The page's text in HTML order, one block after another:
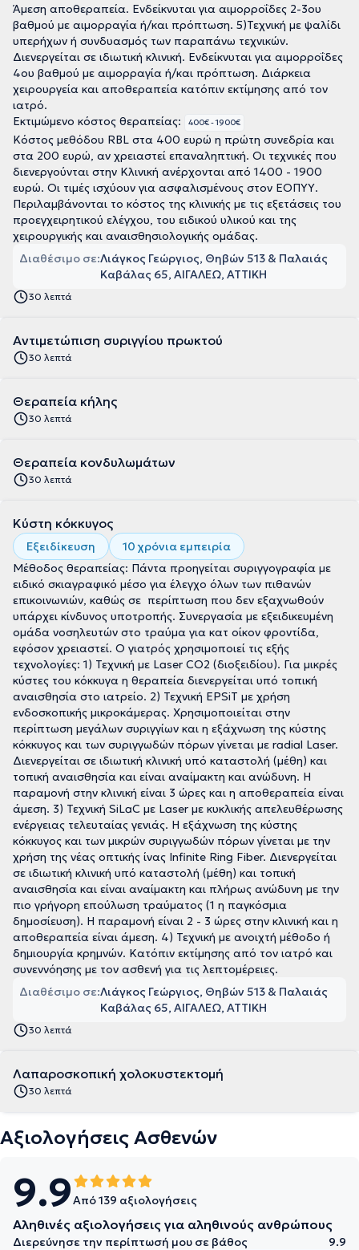
Άμεση αποθεραπεία. Ενδείκνυται για αιμορροΐδες 2-3ου
βαθμού με αιμορραγία ή/και πρόπτωση. 5)Τεχνική με ψαλίδι
υπερήχων ή συνδυασμός των παραπάνω τεχνικών.
Διενεργείται σε ιδιωτική κλινική. Ενδείκνυται για αιμορροΐδες
4ου βαθμού με αιμορραγία ή/και πρόπτωση. Διάρκεια
χειρουργεία και αποθεραπεία κατόπιν εκτίμησης από τον
ιατρό.
Εκτιμώμενο κόστος θεραπείας:
400€ - 1900€
Κόστος μεθόδου RBL στα 400 ευρώ η πρώτη συνεδρία και
στα 200 ευρώ, αν χρειαστεί επαναληπτική. Οι τεχνικές που
διενεργούνται στην Κλινική ανέρχονται από 1400 - 1900
ευρώ. Οι τιμές ισχύουν για ασφαλισμένους στον ΕΟΠΥΥ.
Περιλαμβάνονται το κόστος της κλινικής με τις εξετάσεις του
προεγχειρητικού ελέγχου, του ειδικού υλικού και της
χειρουργικής και αναισθησιολογικής ομάδας.
Διαθέσιμο σε:Λιάγκος Γεώργιος, Θηβών 513 & Παλαιάς
Καβάλας 65, ΑΙΓΑΛΕΩ, ΑΤΤΙΚΗ
30 λεπτά
Αντιμετώπιση συριγγίου πρωκτού
30 λεπτά
Θεραπεία κήλης
30 λεπτά
Θεραπεία κονδυλωμάτων
30 λεπτά
Κύστη κόκκυγος
Εξειδίκευση
10 χρόνια εμπειρία
Μέθοδος θεραπείας: Πάντα προηγείται συριγγογραφία με
ειδικό σκιαγραφικό μέσο για έλεγχο όλων των πιθανών
επικοινωνιών, καθώς σε περίπτωση που δεν εξαχνωθούν
υπάρχει κίνδυνος υποτροπής. Συνεργασία με εξειδικευμένη
ομάδα νοσηλευτών στο τραύμα για κατ οίκον φροντίδα,
εφόσον χρειαστεί. Ο γιατρός χρησιμοποιεί τις εξής
τεχνολογίες: 1) Τεχνική με Laser CO2 (διοξειδίου). Για μικρές
κύστες του κόκκυγα η θεραπεία διενεργείται υπό τοπική
αναισθησία στο ιατρείο. 2) Τεχνική EPSiT με χρήση
ενδοσκοπικής μικροκάμερας. Χρησιμοποιείται στην
περίπτωση μεγάλων συριγγίων και η εξάχνωση της κύστης
κόκκυγος και των συριγγωδών πόρων γίνεται με radial Laser.
Διενεργείται σε ιδιωτική κλινική υπό καταστολή (μέθη) και
τοπική αναισθησία και είναι αναίμακτη και ανώδυνη. H
παραμονή στην κλινική είναι 3 ώρες και η αποθεραπεία είναι
άμεση. 3) Τεχνική SiLaC με Laser με κυκλικής απελευθέρωσης
ενέργειας τελευταίας γενιάς. Η εξάχνωση της κύστης
κόκκυγος και των μικρών συριγγωδών πόρων γίνεται με την
χρήση της νέας οπτικής ίνας Infinite Ring Fiber. Διενεργείται
σε ιδιωτική κλινική υπό καταστολή (μέθη) και τοπική
αναισθησία και είναι αναίμακτη και πλήρως ανώδυνη με την
πιο γρήγορη επούλωση τραύματος (1 η παγκόσμια
δημοσίευση). Η παραμονή είναι 2 - 3 ώρες στην κλινική και η
αποθεραπεία είναι άμεση. 4) Τεχνική με ανοιχτή μέθοδο ή
δημιουργία κρημνών. Κατόπιν εκτίμησης από τον ιατρό και
συνεννόησης με τον ασθενή για τις λεπτομέρειες.
Διαθέσιμο σε:Λιάγκος Γεώργιος, Θηβών 513 & Παλαιάς
Καβάλας 65, ΑΙΓΑΛΕΩ, ΑΤΤΙΚΗ
30 λεπτά
Λαπαροσκοπική χολοκυστεκτομή
30 λεπτά
Αξιολογήσεις Ασθενών
9.9Από 139 αξιολογήσεις
Αληθινές αξιολογήσεις για αληθινούς ανθρώπους
Διερεύνησε την περίπτωσή μου σε βάθος
9.9